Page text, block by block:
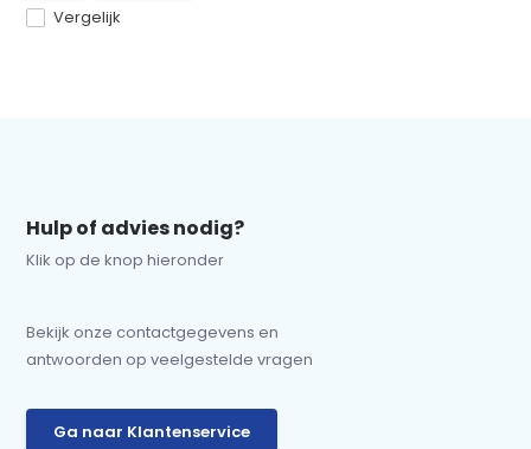
Vergelijk
Hulp of advies nodig?
Klik op de knop hieronder
Bekijk onze contactgegevens en
antwoorden op veelgestelde vragen
Ga naar Klantenservice